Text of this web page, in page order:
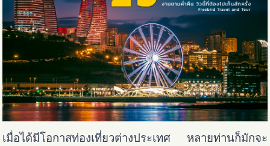
เมื่อได้มีโอกาสท่องเที่ยวต่างประเทศ หลายท่านก็มักจะ